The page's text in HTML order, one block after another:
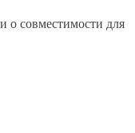
о совместимости для